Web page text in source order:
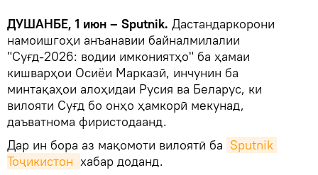
ДУШАНБЕ, 1 июн – Sputnik. Дастандаркорони
намоишгоҳи анъанавии байналмилалии
"Суғд-2026: водии имкониятҳо" ба ҳамаи
кишварҳои Осиёи Марказӣ, инчунин ба
минтақаҳои алоҳидаи Русия ва Беларус, ки
вилояти Суғд бо онҳо ҳамкорӣ мекунад,
даъватнома фиристодаанд.
Дар ин бора аз мақомоти вилоятӣ ба Sputnik
Тоҷикистон хабар доданд.